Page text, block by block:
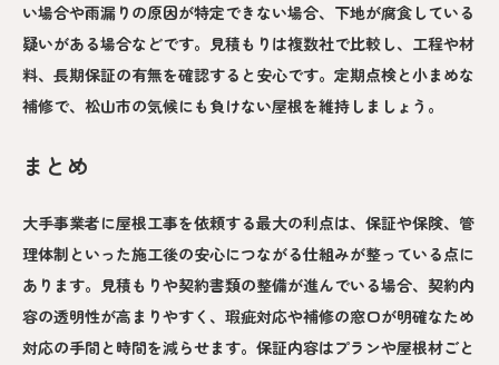
い場合や雨漏りの原因が特定できない場合、下地が腐食している
疑いがある場合などです。見積もりは複数社で比較し、工程や材
料、長期保証の有無を確認すると安心です。定期点検と小まめな
補修で、松山市の気候にも負けない屋根を維持しましょう。
まとめ
大手事業者に屋根工事を依頼する最大の利点は、保証や保険、管
理体制といった施工後の安心につながる仕組みが整っている点に
あります。見積もりや契約書類の整備が進んでいる場合、契約内
容の透明性が高まりやすく、瑕疵対応や補修の窓口が明確なため
対応の手間と時間を減らせます。保証内容はプランや屋根材ごと